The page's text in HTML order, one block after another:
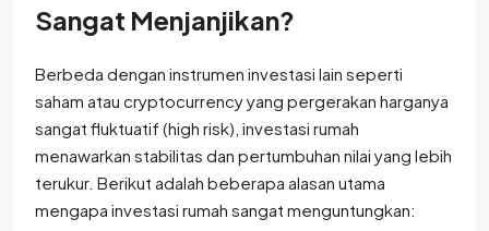
Sangat Menjanjikan?
Berbeda dengan instrumen investasi lain seperti
saham atau cryptocurrency yang pergerakan harganya
sangat fluktuatif (high risk), investasi rumah
menawarkan stabilitas dan pertumbuhan nilai yang lebih
terukur. Berikut adalah beberapa alasan utama
mengapa investasi rumah sangat menguntungkan: